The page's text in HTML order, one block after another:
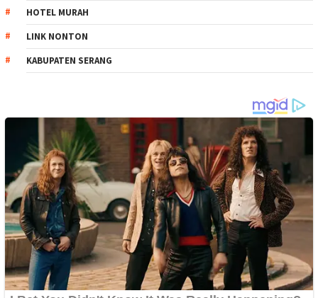
HOTEL MURAH
LINK NONTON
KABUPATEN SERANG